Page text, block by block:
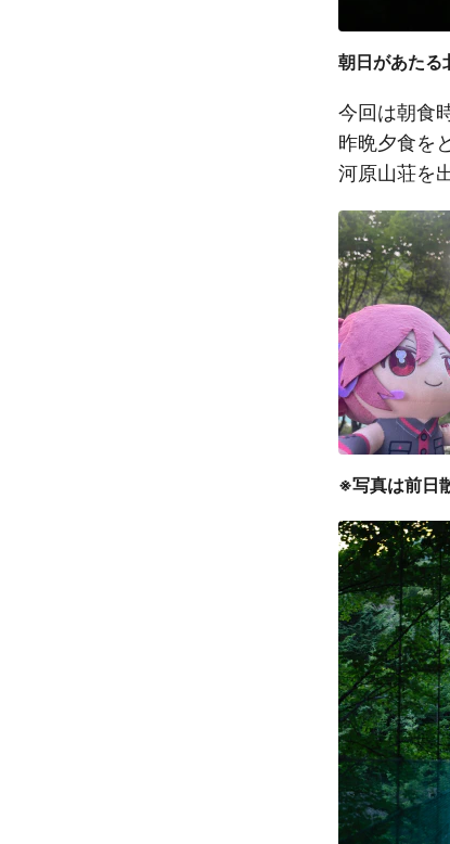
朝日があたる
今回は朝食
昨晩夕食を
河原山荘を
※写真は前日